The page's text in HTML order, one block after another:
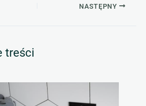
NASTĘPNY
treści